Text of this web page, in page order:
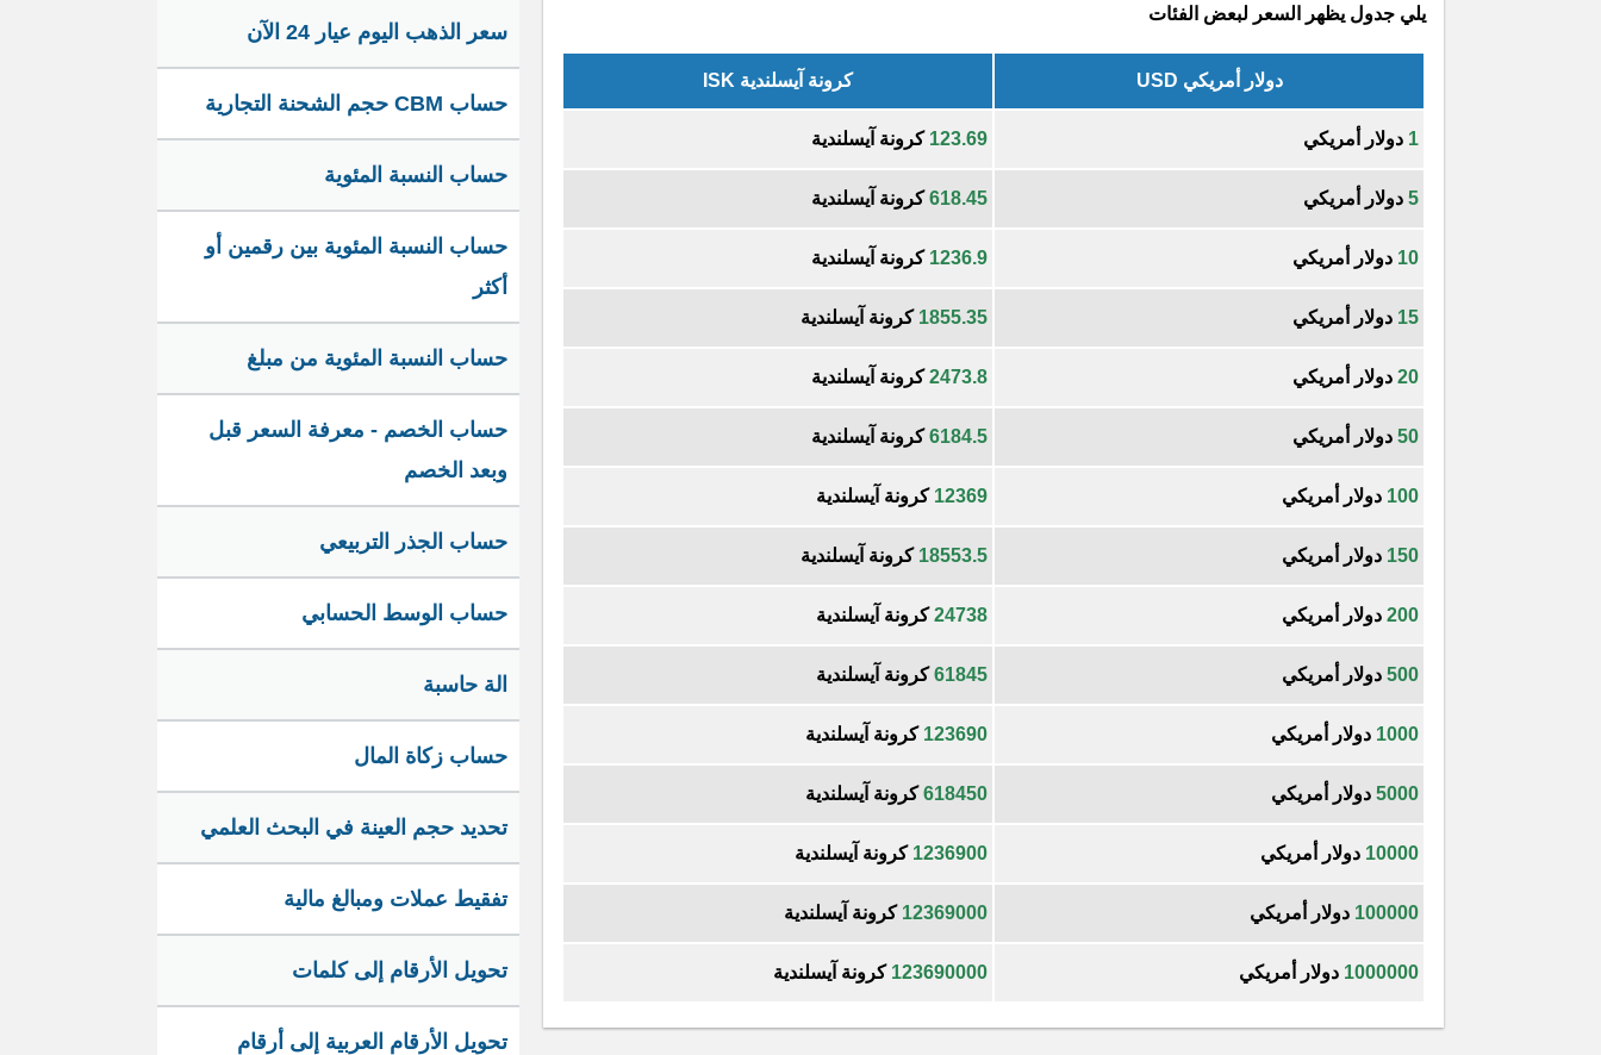
يلي جدول يظهر السعر لبعض الفئات
دولار أمريكي USD كرونة آيسلندية ISK
1 دولار أمريكي 123.69 كرونة آيسلندية
5 دولار أمريكي 618.45كرونة آيسلندية
10 دولار أمريكي 1236.9 كرونة آيسلندية
15 دولار أمريكي 1855.35 كرونة آيسلندية
20 دولار أمريكي 2473.8كرونة آيسلندية
50 دولار أمريكي 6184.5كرونة آيسلندية
100 دولار أمريكي 12369 كرونة آيسلندية
150 دولار أمريكي 18553.5 كرونة آيسلندية
200 دولار أمريكي 24738كرونة آيسلندية
500 دولار أمريكي 61845كرونة آيسلندية
1000 دولار أمريكي 123690 كرونة آيسلندية
5000 دولار أمريكي 618450كرونة آيسلندية
10000 دولار أمريكي 1236900 كرونة آيسلندية
100000 دولار أمريكي 12369000 كرونة آيسلندية
1000000 دولار أمريكي 123690000 كرونة آيسلندية
سعر الذهب اليوم عيار 24 الآن
حساب CBM حجم الشحنة التجارية
حساب النسبة المئوية
حساب النسبة المئوية بين رقمين أو
أكثر
حساب النسبة المئوية من مبلغ
حساب الخصم - معرفة السعر قبل
وبعد الخصم
حساب الجذر التربيعي
حساب الوسط الحسابي
الة حاسبة
حساب زكاة المال
تحديد حجم العينة في البحث العلمي
تفقيط عملات ومبالغ مالية
تحويل الأرقام إلى كلمات
تحويل الأرقام العربية إلى أرقام